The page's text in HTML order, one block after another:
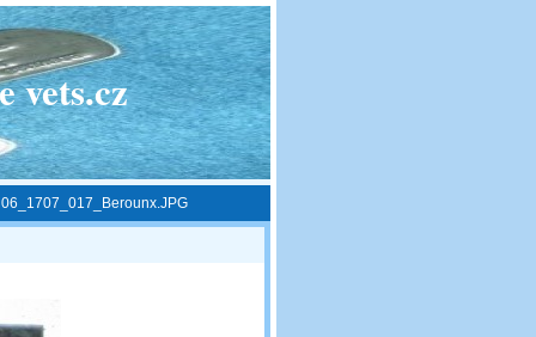
vets.cz
06_1707_017_Berounx.JPG